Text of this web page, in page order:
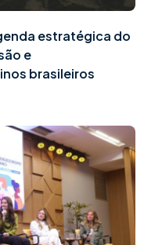
estratégica do
e
brasileiros